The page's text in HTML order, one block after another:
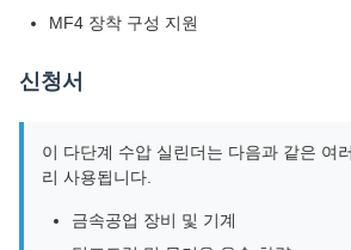
MF4 장착 구성 지원
신청서
이 다단계 수압 실린더는 다음과 같은 여
리 사용됩니다.
금속공업 장비 및 기계